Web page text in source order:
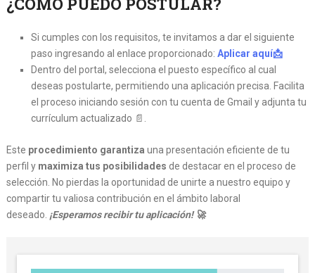
Si cumples con los requisitos, te invitamos a dar el siguiente
paso ingresando al enlace proporcionado: Aplicar aquí📩
Dentro del portal, selecciona el puesto específico al cual
deseas postularte, permitiendo una aplicación precisa. Facilita
el proceso iniciando sesión con tu cuenta de Gmail y adjunta tu
currículum actualizado 📄.
Este procedimiento garantiza una presentación eficiente de tu
perfil y maximiza tus posibilidades de destacar en el proceso de
selección. No pierdas la oportunidad de unirte a nuestro equipo y
compartir tu valiosa contribución en el ámbito laboral
deseado. ¡Esperamos recibir tu aplicación! 🚀